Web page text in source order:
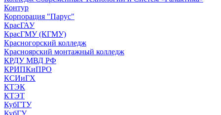
Контур
Корпорация "Парус"
КрасГАУ
КрасГМУ (КГМУ)
Красногорский колледж
Красноярский монтажный колледж
КРДУ МВД РФ
КРИПКиПРО
КСИиГХ
КТЭК
КТЭТ
КубГТУ
КубГУ